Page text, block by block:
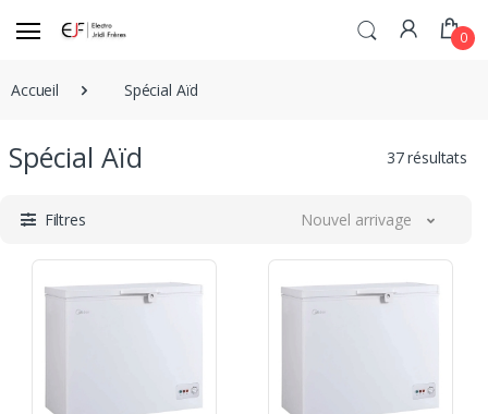
0
Accueil Spécial Aïd
Spécial Aïd 37 résultats
Filtres Nouvel arrivage